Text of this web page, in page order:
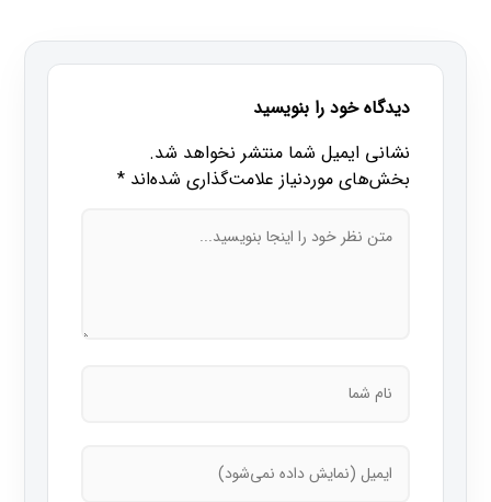
دیدگاه خود را بنویسید
نشانی ایمیل شما منتشر نخواهد شد.
بخش‌های موردنیاز علامت‌گذاری شده‌اند*